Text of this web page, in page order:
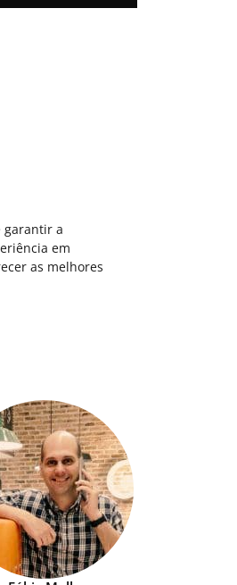
garantir a
em
as melhores